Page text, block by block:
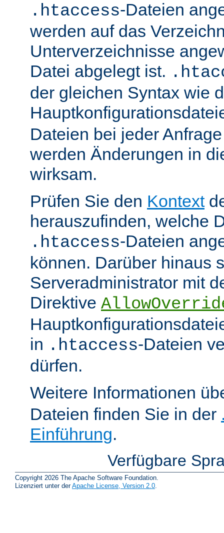
.htaccess-Dateien
werden auf das
Unterverzeichnisse
Datei abgelegt ist.
der gleichen Syntax wie
Dateien bei jeder
werden Änderungen in
wirksam.
Prüfen Sie den Kontext
herauszufinden, welche
.htaccess-Dateien
können. Darüber hinaus
Serveradministrator mit
Direktive
in .htaccess-Dateien
dürfen.
Weitere Informationen
Dateien finden Sie in der
Einführung.
Verfügbare
Copyright 2026 The Apache Software Foundation.
Lizenziert unter derApache License, Version 2.0